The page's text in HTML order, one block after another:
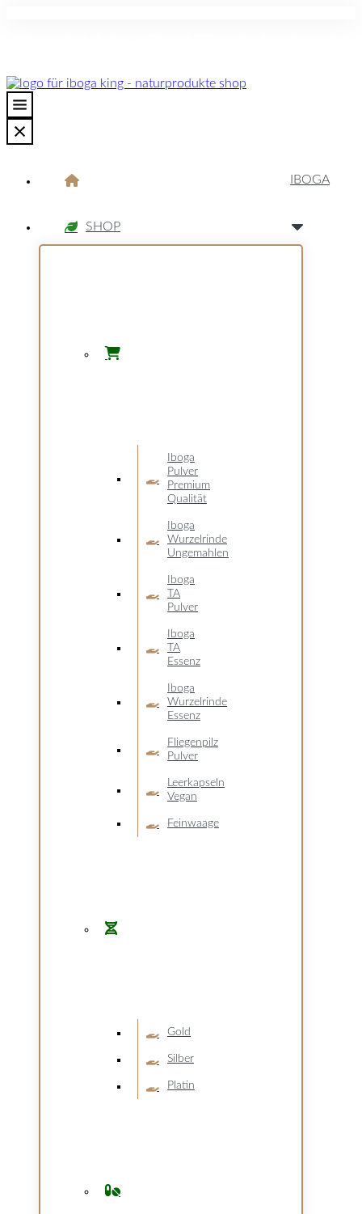
IBOGA
SHOP
Iboga
Pulver
Premium
Qualität
Iboga
Wurzelrinde
Ungemahlen
Iboga
TA
Pulver
Iboga
TA
Essenz
Iboga
Wurzelrinde
Essenz
Fliegenpilz
Pulver
Leerkapseln
Vegan
Feinwaage
Gold
Silber
Platin